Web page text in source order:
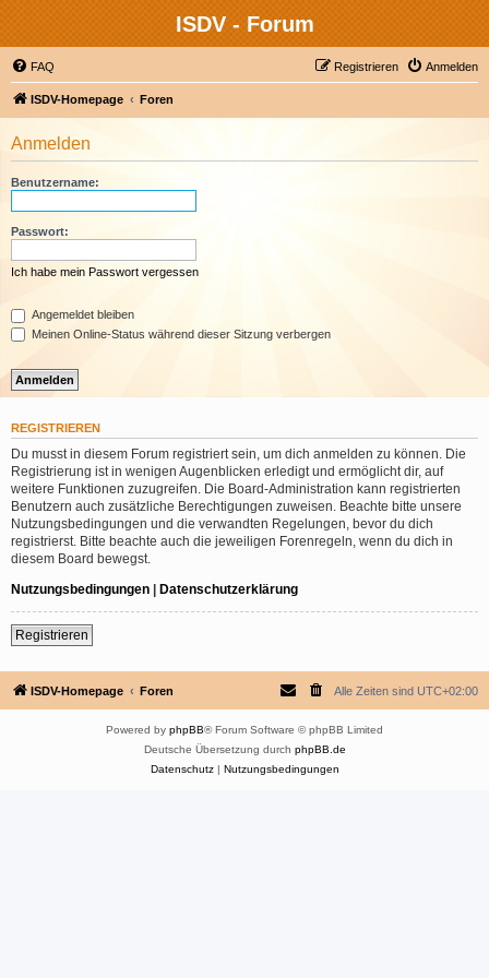
ISDV - Forum
FAQ Anmelden
Registrieren
ISDV-Homepage Foren
Anmelden
Benutzername:
Passwort:
Ich habe mein Passwort vergessen
Angemeldet bleiben
Meinen Online-Status während dieser Sitzung verbergen
REGISTRIEREN
Du musst in diesem Forum registriert sein, um dich anmelden zu können. Die
Registrierung ist in wenigen Augenblicken erledigt und ermöglicht dir, auf
weitere Funktionen zuzugreifen. Die Board-Administration kann registrierten
Benutzern auch zusätzliche Berechtigungen zuweisen. Beachte bitte unsere
Nutzungsbedingungen und die verwandten Regelungen, bevor du dich
registrierst. Bitte beachte auch die jeweiligen Forenregeln, wenn du dich in
diesem Board bewegst.
Nutzungsbedingungen | Datenschutzerklärung
Registrieren
ISDV-Homepage Foren Alle Zeiten sind UTC+02:00
Powered by phpBB® Forum Software © phpBB Limited
Deutsche Übersetzung durch phpBB.de
Datenschutz| Nutzungsbedingungen